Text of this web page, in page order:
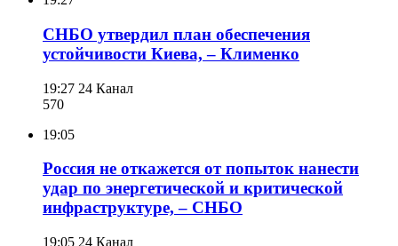
СНБО утвердил план обеспечения
устойчивости Киева, – Клименко
19:27 24 Канал
570
19:05
Россия не откажется от попыток нанести
удар по энергетической и критической
инфраструктуре, – СНБО
19:05 24 Канал